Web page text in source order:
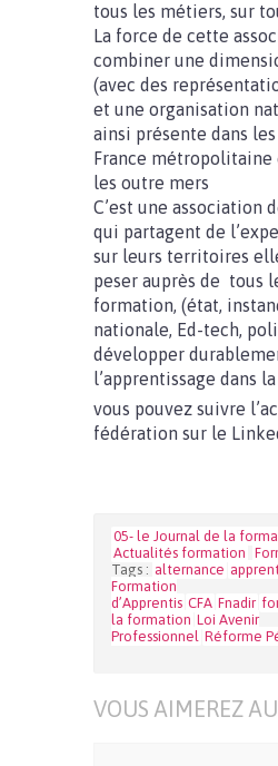
tous les métiers, sur
La force de cette
combiner une
(avec des
et une organisation
ainsi présente dans
France métropolitaine
les outre mers
C’est une association
qui partagent de
sur leurs territoires
peser auprès de tous
formation, (état,
nationale, Ed-tech,
développer
l’apprentissage dans
vous pouvez suivre
fédération sur le
05- le Journal de la
Actualités formation
Tags : alternance
Formation
d’Apprentis CFA Fnadir
la formation Loi Avenir
Professionnel Réforme
VOUS AIMEREZ